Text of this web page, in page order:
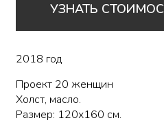
УЗНАТЬ
2018 год
Проект 20 женщин
Холст, масло.
Размер: 120х160 см.